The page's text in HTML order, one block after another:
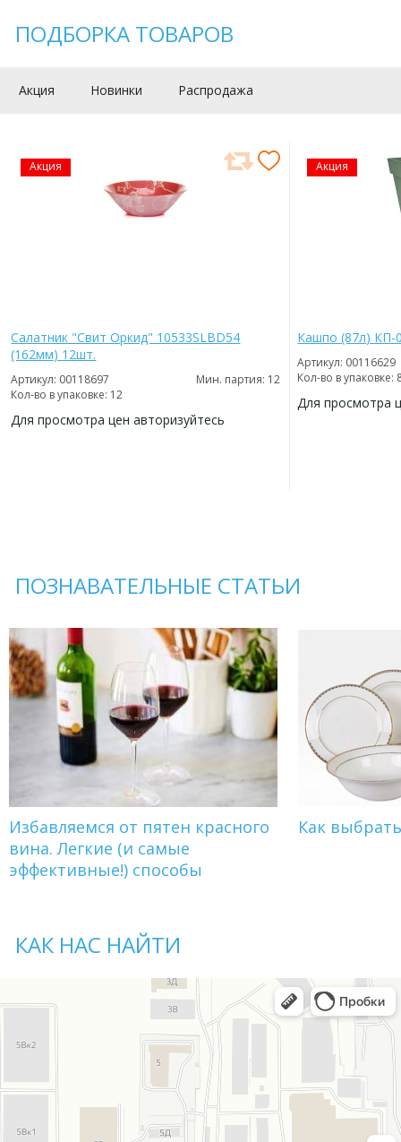
ПОДБОРКА ТОВАРОВ
Акция Новинки Распродажа
Акция
Салатник "Свит Оркид" 10533SLBD54
(162мм) 12шт.
Артикул: 00118697
Мин. партия: 12
Кол-во в упаковке: 12
Для просмотра цен авторизуйтесь
Акция
Кашпо (87л) КП-
Артикул: 00116629
Кол-во в упаковке:
Для просмотра
ПОЗНАВАТЕЛЬНЫЕ СТАТЬИ
Избавляемся от пятен красного
вина. Легкие (и самые
эффективные!) способы
Как
КАК НАС НАЙТИ